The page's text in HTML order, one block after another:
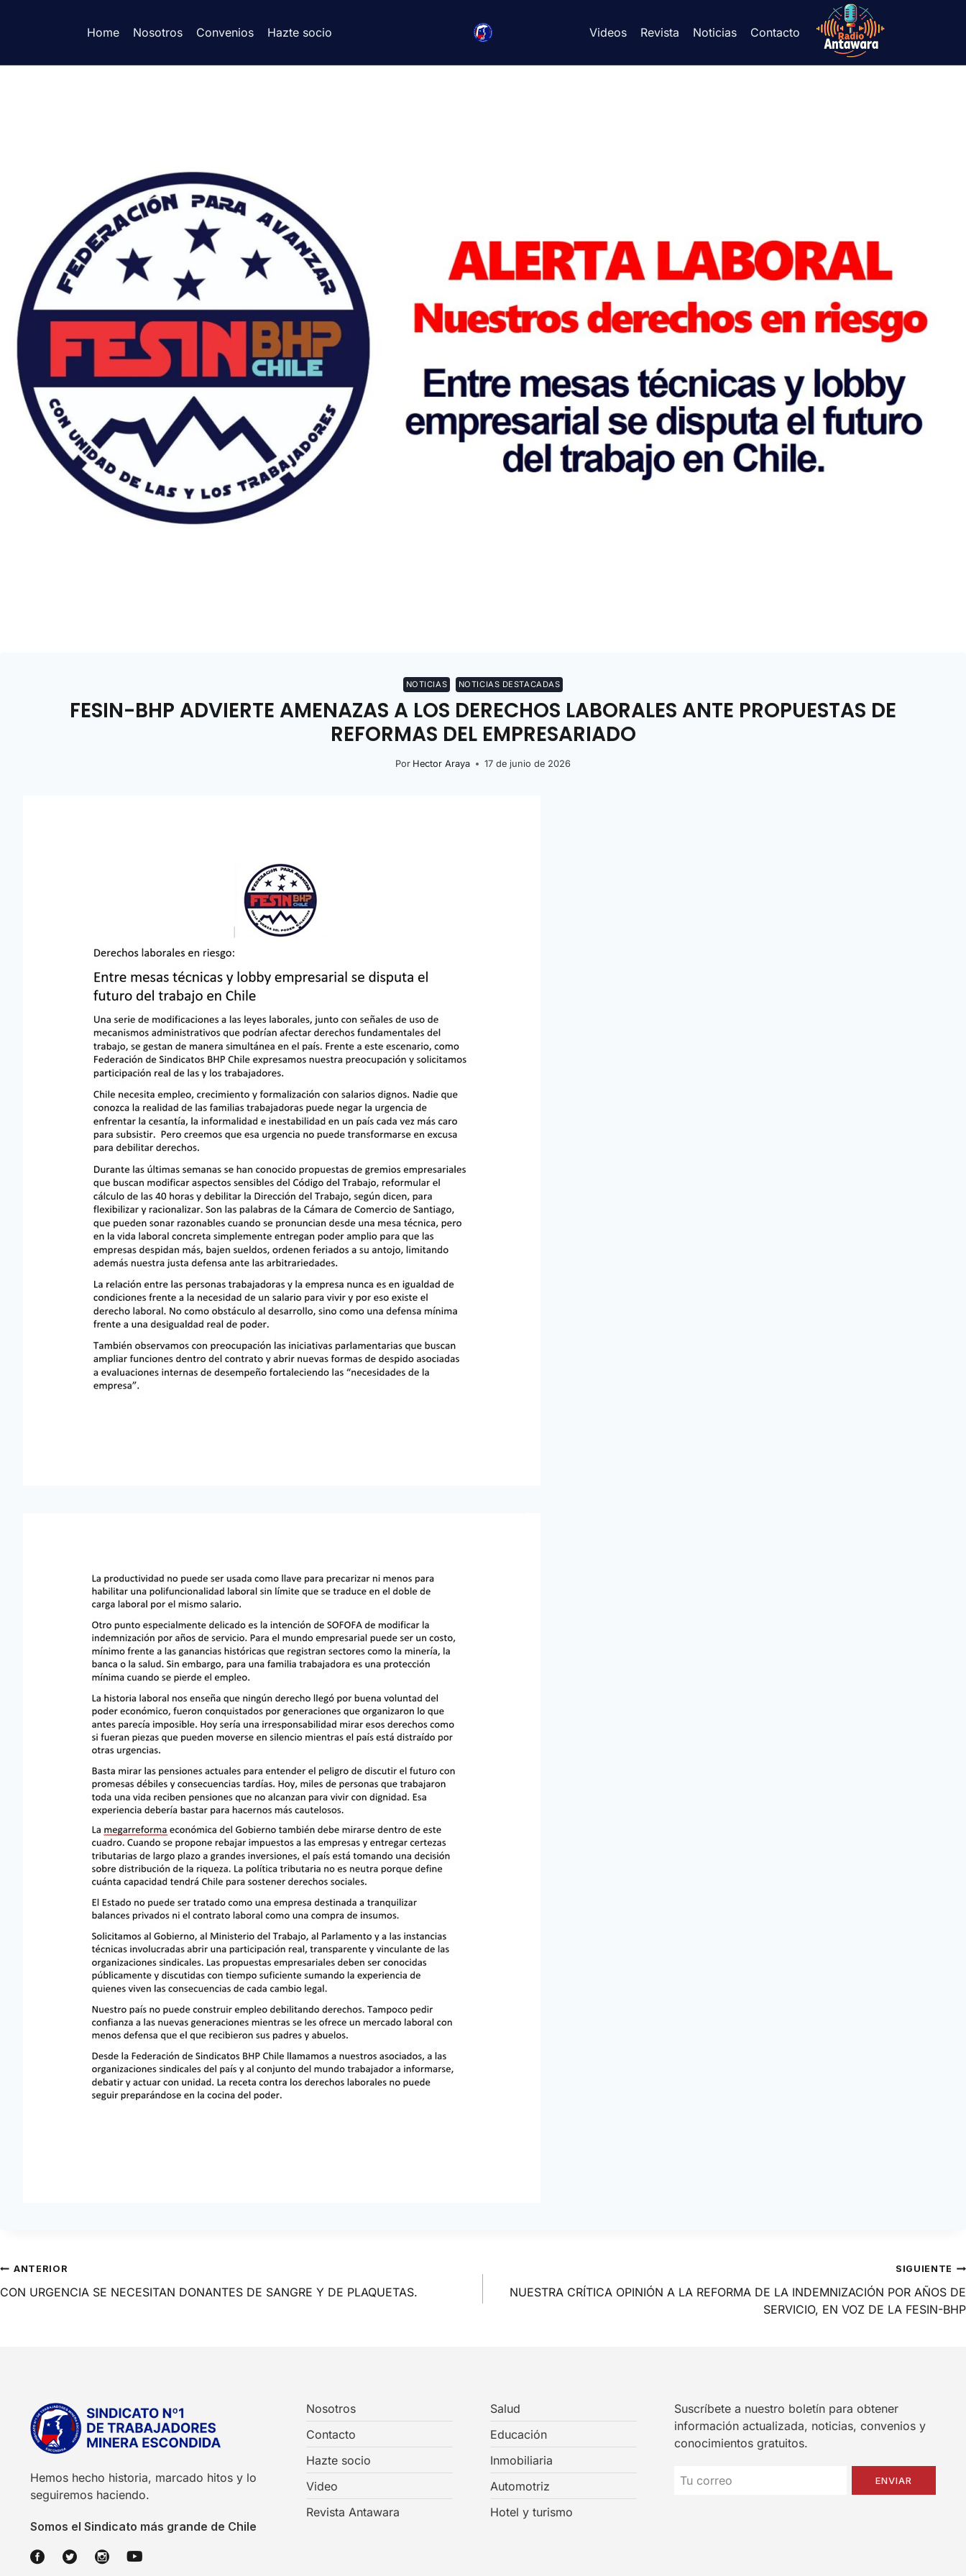
Home Nosotros Convenios Hazte socio Videos Revista Noticias Contacto
NOTICIAS NOTICIAS DESTACADAS
FESIN-BHP ADVIERTE AMENAZAS A LOS DERECHOS LABORALES ANTE PROPUESTAS DE
REFORMAS DEL EMPRESARIADO
Por Hector Araya 17 de junio de 2026
ANTERIOR
CON URGENCIA SE NECESITAN DONANTES DE SANGRE Y DE PLAQUETAS.
SIGUIENTE
NUESTRA CRÍTICA OPINIÓN A LA REFORMA DE LA INDEMNIZACIÓN POR AÑOS DE
SERVICIO, EN VOZ DE LA FESIN-BHP
Hemos hecho historia, marcado hitos y lo
seguiremos haciendo.
Somos el Sindicato más grande de Chile
Nosotros
Contacto
Hazte socio
Video
Revista Antawara
Salud
Educación
Inmobiliaria
Automotriz
Hotel y turismo
Suscríbete a nuestro boletín para obtener
información actualizada, noticias, convenios y
conocimientos gratuitos.
ENVIAR